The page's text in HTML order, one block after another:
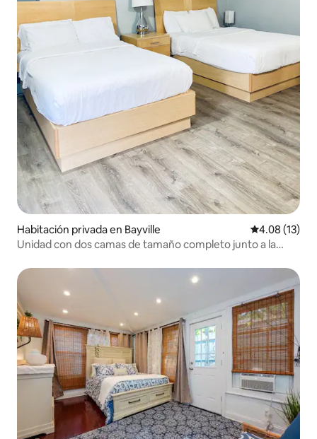
Habitación privada en Bayville Calificación
4.08 (13)
Unidad con dos camas de tamaño completo junto a la